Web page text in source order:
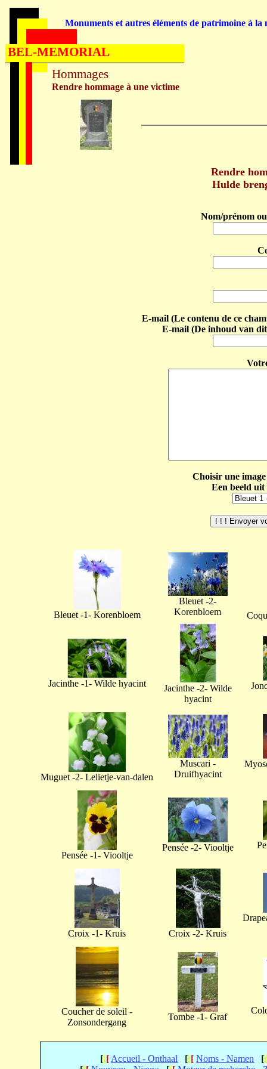
Rendre
Hulde
Nom/prénom
E-mail (Le contenu de ce
E-mail (De inhoud van
Choisir une
Een beeld
Bleuet -1- Korenbloem
Bleuet -2-
Korenbloem
Jacinthe -1- Wilde hyacint
Jacinthe -2- Wilde
hyacint
Muguet -2- Lelietje-van-dalen
Muscari -
Druifhyacint
Pensée -1- Viooltje
Pensée -2- Viooltje
Croix -1- Kruis Croix -2- Kruis
Coucher de soleil -
Zonsondergang
Tombe -1- Graf
[[[ Accueil - Onthaal [[[ Noms - Namen [[
Hommages
Rendre hommage à une victime
Monuments et autres éléments de patrimoine à la
BEL-MEMORIAL